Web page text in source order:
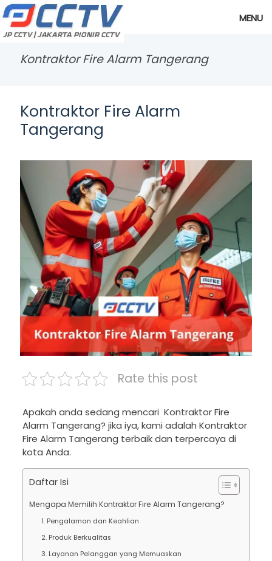
MENU
Kontraktor Fire Alarm Tangerang
Kontraktor Fire Alarm
Tangerang
Rate this post
Apakah anda sedang mencari Kontraktor Fire
Alarm Tangerang? jika iya, kami adalah Kontraktor
Fire Alarm Tangerang terbaik dan terpercaya di
kota Anda.
Daftar Isi
Mengapa Memilih Kontraktor Fire Alarm Tangerang?
1. Pengalaman dan Keahlian
2. Produk Berkualitas
3. Layanan Pelanggan yang Memuaskan